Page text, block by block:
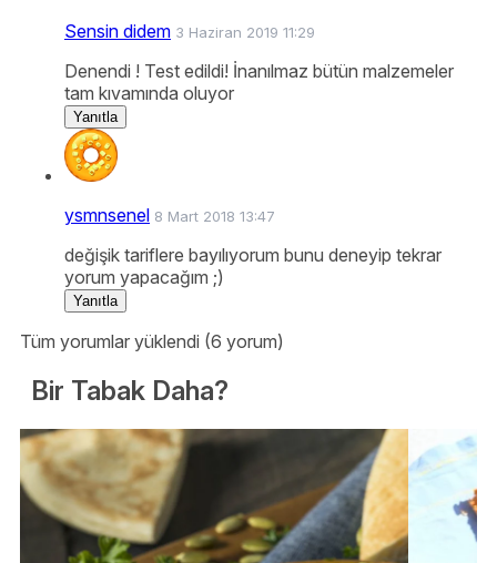
Sensin didem 3 Haziran 2019 11:29
Denendi ! Test edildi! İnanılmaz bütün malzemeler
tam kıvamında oluyor
Yanıtla
ysmnsenel 8 Mart 2018 13:47
değişik tariflere bayılıyorum bunu deneyip tekrar
yorum yapacağım ;)
Yanıtla
Tüm yorumlar yüklendi (6 yorum)
Bir Tabak Daha?